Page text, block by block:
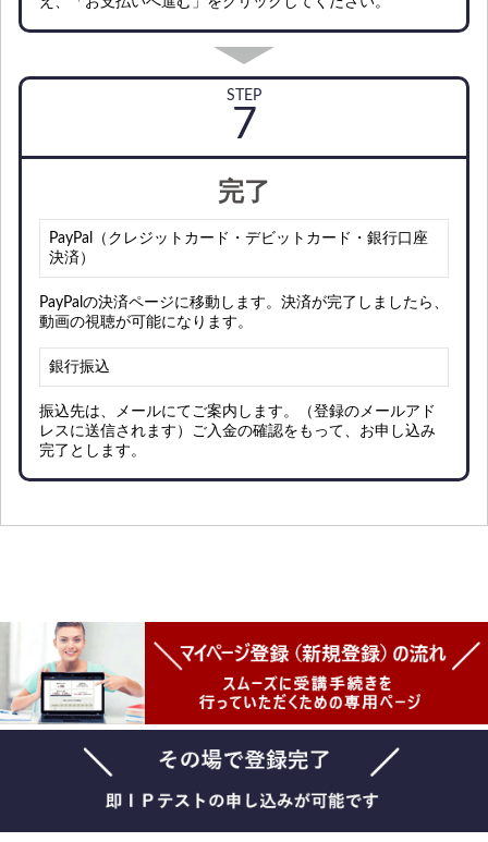
STEP
完了
PayPal（クレジットカード・デビットカード・銀行口座
決済）
PayPalの決済ページに移動します。決済が完了しましたら、
動画の視聴が可能になります。
銀行振込
振込先は、メールにてご案内します。（登録のメールアド
レスに送信されます）ご入金の確認をもって、お申し込み
完了とします。